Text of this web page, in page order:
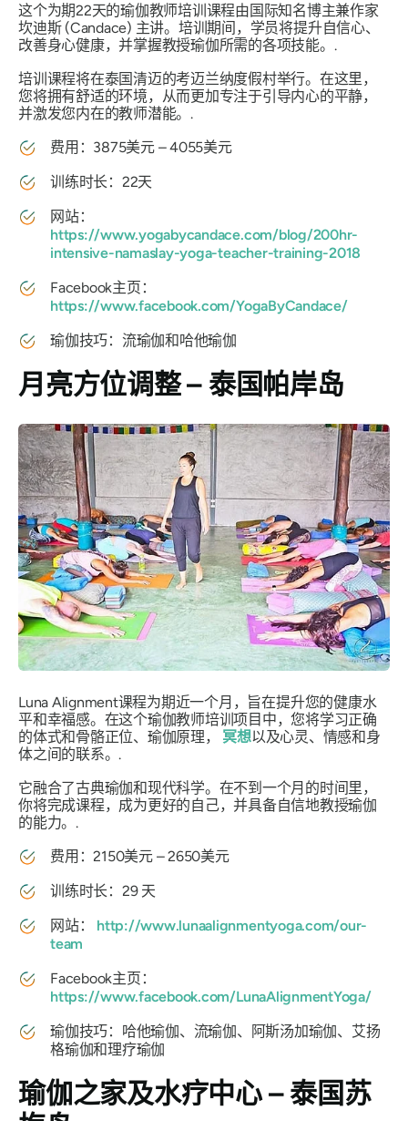
这个为期22天的瑜伽教师培训课程由国际知名博主兼作家
坎迪斯 (Candace) 主讲。培训期间，学员将提升自信心、
改善身心健康，并掌握教授瑜伽所需的各项技能。.
培训课程将在泰国清迈的考迈兰纳度假村举行。在这里，
您将拥有舒适的环境，从而更加专注于引导内心的平静，
并激发您内在的教师潜能。.
费用：3875美元 – 4055美元
训练时长：22天
网站：
https://www.yogabycandace.com/blog/200hr-
intensive-namaslay-yoga-teacher-training-2018
Facebook主页：
https://www.facebook.com/YogaByCandace/
瑜伽技巧：流瑜伽和哈他瑜伽
月亮方位调整 – 泰国帕岸岛
Luna Alignment课程为期近一个月，旨在提升您的健康水
平和幸福感。在这个瑜伽教师培训项目中，您将学习正确
的体式和骨骼正位、瑜伽原理， 冥想以及心灵、情感和身
体之间的联系。.
它融合了古典瑜伽和现代科学。在不到一个月的时间里，
你将完成课程，成为更好的自己，并具备自信地教授瑜伽
的能力。.
费用：2150美元 – 2650美元
训练时长：29 天
网站： http://www.lunaalignmentyoga.com/our-
team
Facebook主页：
https://www.facebook.com/LunaAlignmentYoga/
瑜伽技巧：哈他瑜伽、流瑜伽、阿斯汤加瑜伽、艾扬
格瑜伽和理疗瑜伽
瑜伽之家及水疗中心 – 泰国苏